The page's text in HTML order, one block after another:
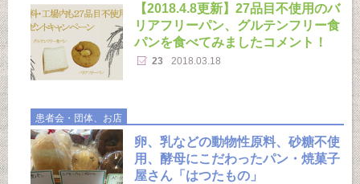
【2018.4.8更新】27品目不使用のバ
リアフリーパン、グルテンフリー食
パンを食べてみましたコメント！
23 2018.03.18
患者会・団体、お店
卵、乳などの動物性原料、砂糖不使
用、酵母にこだわったパン・焼菓子
屋さん「はつたもの」